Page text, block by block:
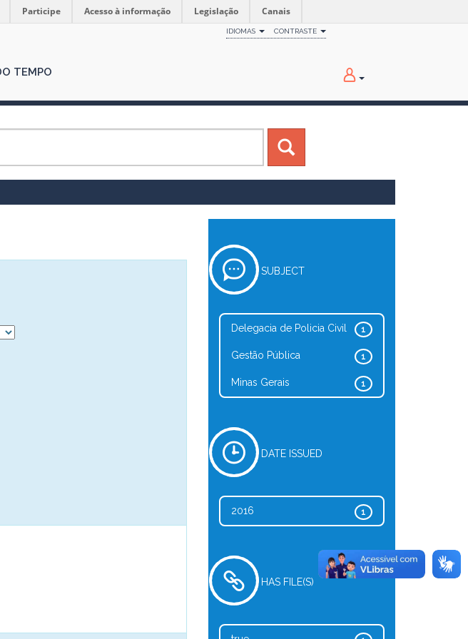
Participe Acesso à informação Legislação Canais
IDIOMAS CONTRASTE
TEMPO
SUBJECT
1
Delegacia de Policia Civil
1
Gestão Pública
1
Minas Gerais
DATE ISSUED
1
2016
HAS FILE(S)